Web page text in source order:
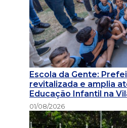
Escola da Gente:
revitalizada e amplia
Educação Infantil na
01/08/2026